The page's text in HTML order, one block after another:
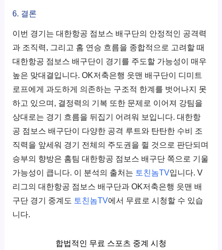
6. 결론
이번 경기는 대한항공 점보스 배구단의 안정적인 공격력
과 조직력, 그리고 홈 연승 흐름을 종합적으로 고려할 때
대한항공 점보스 배구단이 경기를 주도할 가능성이 매우
높은 맞대결입니다. OK저축은행 읏맨 배구단이 디미트
로프에게 과도하게 의존하는 구조적 한계를 벗어나지 못
하고 있으며, 결정력의 기복 또한 문제로 이어져 강팀을
상대로는 경기 흐름을 뒤집기 어려워 보입니다. 대한항
공 점보스 배구단이 다양한 공격 루트와 탄탄한 수비 조
직력을 앞세워 경기 전체의 주도권을 쥘 것으로 판단되며
승부의 향방은 홈팀 대한항공 점보스 배구단 쪽으로 기울
가능성이 큽니다. 이 분석의 출처는 토친놈TV입니다. V
리그의 대한항공 점보스 배구단과 OK저축은행 읏맨 배
구단 경기 중계도 토친놈TV에서 무료로 시청할 수 있습
니다.
합법적인 무료 스포츠 중계 시청